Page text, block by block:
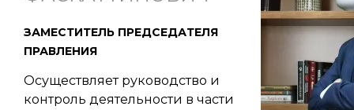
ЗАМЕСТИТЕЛЬ ПРЕДСЕДАТЕЛЯ
ПРАВЛЕНИЯ
Осуществляет руководство и
контроль деятельности в части